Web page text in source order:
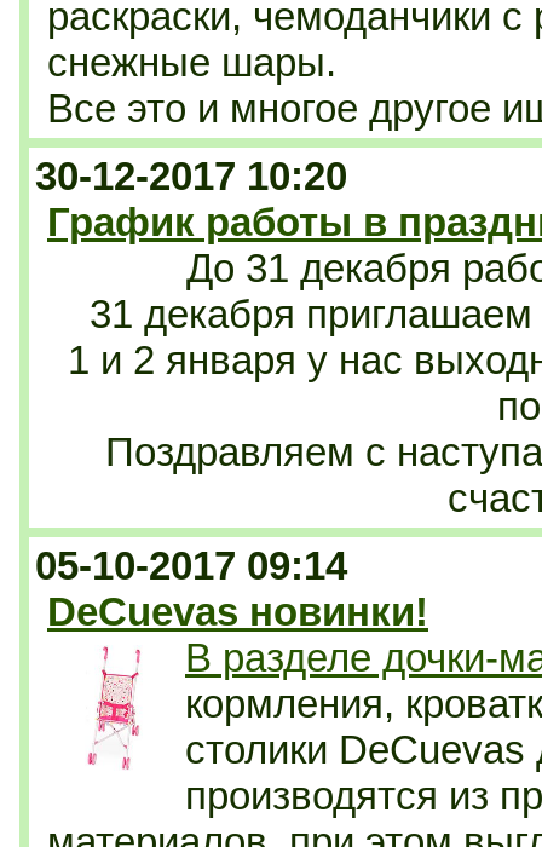
раскраски, чемоданчики
снежные шары.
Все это и многое другое
30-12-2017 10:20
График работы в
До 31 декабря
31 декабря
1 и 2 января у нас
Поздравляем с
05-10-2017 09:14
DeCuevas новинки!
В разделе дочки-
кормления,
столики DeCuevas
производятся из